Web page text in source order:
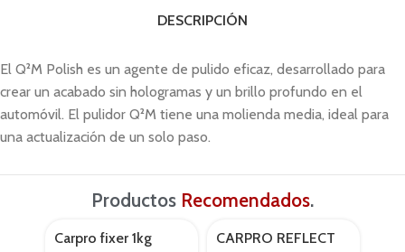
DESCRIPCIÓN
El Q²M Polish es un agente de pulido eficaz, desarrollado para
crear un acabado sin hologramas y un brillo profundo en el
automóvil. El pulidor Q²M tiene una molienda media, ideal para
una actualización de un solo paso.
Productos Recomendados.
AGOTADO
Carpro fixer 1kg
CARPRO REFLECT